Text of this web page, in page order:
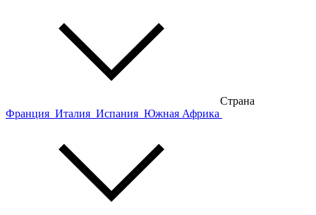
Страна
Франция Италия Испания Южная Африка